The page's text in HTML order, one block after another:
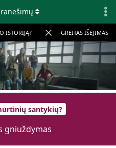
ISTORIJĄ? GREITAS IŠĖJIMAS
santykių?
gniuždymas